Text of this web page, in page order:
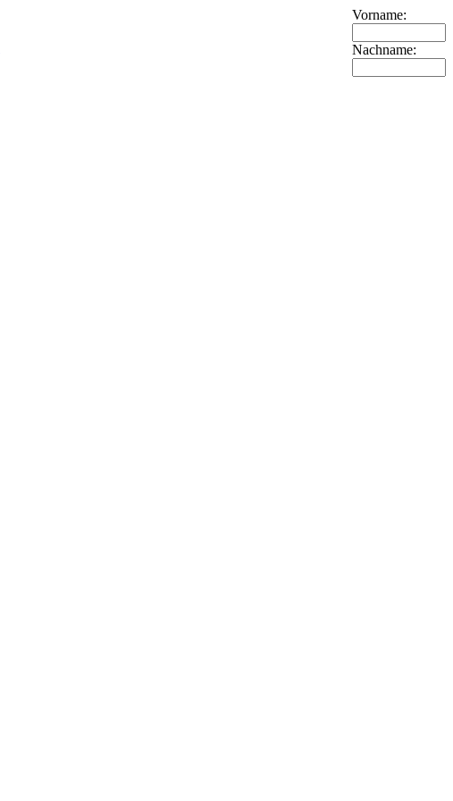
Vorname:
Nachname: